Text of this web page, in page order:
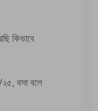
কিভাবে
বসা বলে